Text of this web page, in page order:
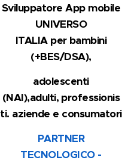
Sviluppatore App mobile
UNIVERSO
ITALIA per bambini
(+BES/DSA),
adolescenti
(NAI),adulti, professionis
ti. aziende e consumatori
PARTNER
TECNOLOGICO -